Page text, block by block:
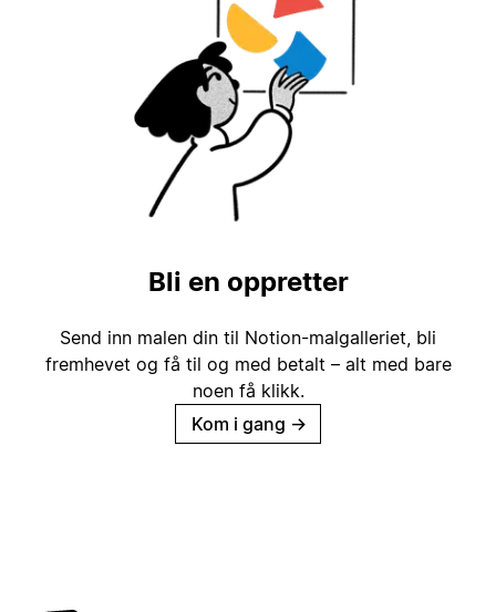
Bli en oppretter
Send inn malen din til Notion-malgalleriet, bli
fremhevet og få til og med betalt – alt med bare
noen få klikk.
Kom i gang →